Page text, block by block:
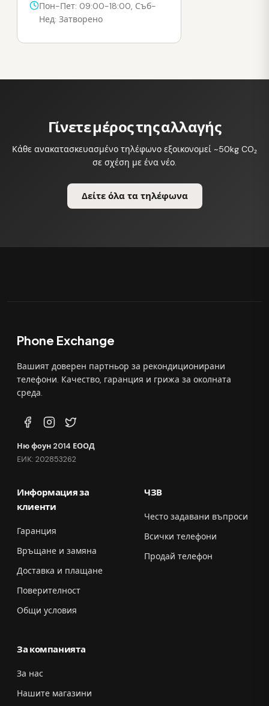
Пон-Пет: 09:00-18:00, Съб-
Нед: Затворено
Γίνετε μέρος της αλλαγής
Κάθε ανακατασκευασμένο τηλέφωνο εξοικονομεί ~50kg CO₂
σε σχέση με ένα νέο.
Δείτε όλα τα τηλέφωνα
Phone Exchange
Вашият доверен партньор за рекондиционирани
телефони. Качество, гаранция и грижа за околната
среда.
Ню фоун 2014 ЕООД
ЕИК: 202853262
Информация за
клиенти
Гаранция
Връщане и замяна
Доставка и плащане
Поверителност
Общи условия
ЧЗВ
Често задавани въпроси
Всички телефони
Продай телефон
За компанията
За нас
Нашите магазини